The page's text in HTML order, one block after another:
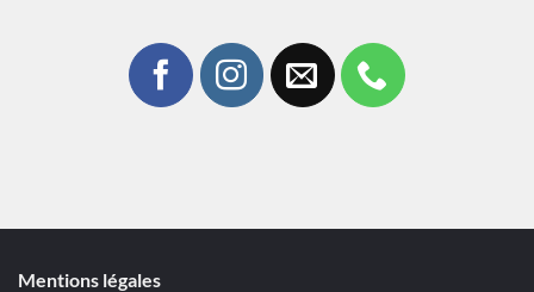
Mentions légales